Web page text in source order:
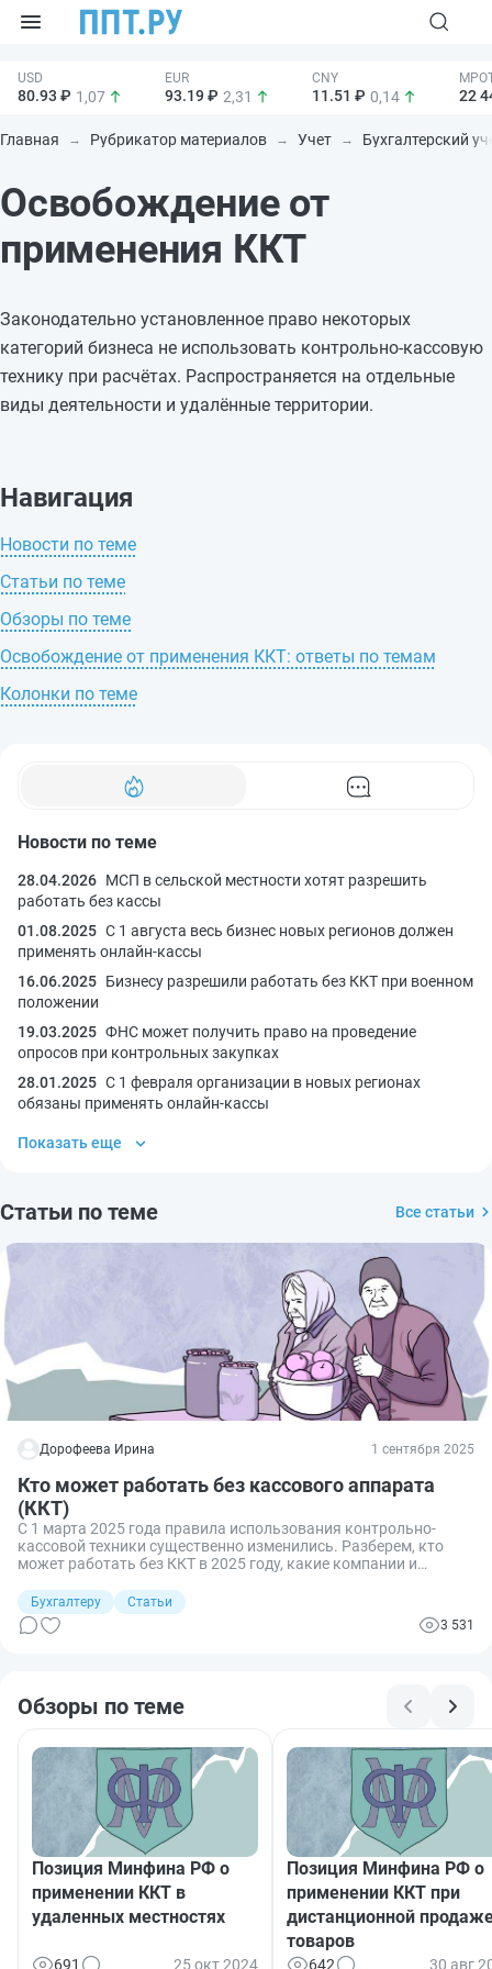
80.93 ₽ 1,07 93.19 ₽ 2,31 11.51 ₽ 0,14 22
Главная Рубрикатор материалов Учет Бухгалтерский
Освобождение от
применения ККТ
Законодательно установленное право некоторых
категорий бизнеса не использовать контрольно-кассовую
технику при расчётах. Распространяется на отдельные
виды деятельности и удалённые территории.
Новости по теме
28.04.2026 МСП в сельской местности хотят разрешить
работать без кассы
01.08.2025 С 1 августа весь бизнес новых регионов должен
применять онлайн-кассы
16.06.2025 Бизнесу разрешили работать без ККТ при военном
положении
19.03.2025 ФНС может получить право на проведение
опросов при контрольных закупках
28.01.2025 С 1 февраля организации в новых регионах
обязаны применять онлайн-кассы
Показать еще
Статьи по теме Все статьи
Дорофеева Ирина 1 сентября 2025
Кто может работать без кассового аппарата
(ККТ)
С 1 марта 2025 года правила использования контрольно-
кассовой техники существенно изменились. Разберем, кто
может работать без ККТ в 2025 году, какие компании и
должны выполняться.
Бухгалтеру
Статьи
3 531
Обзоры по теме
Позиция Минфина РФ о
применении ККТ в
удаленных местностях
691 25 окт 2024
Позиция Минфина РФ о
применении ККТ при
дистанционной
товаров
642 30 авг
Навигация
Новости по теме
Статьи по теме
Обзоры по теме
Освобождение от применения ККТ: ответы по темам
Колонки по теме